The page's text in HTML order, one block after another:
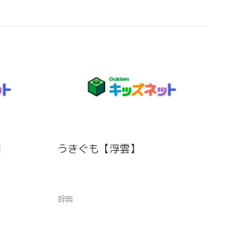
うきぐも【浮雲】
辞典